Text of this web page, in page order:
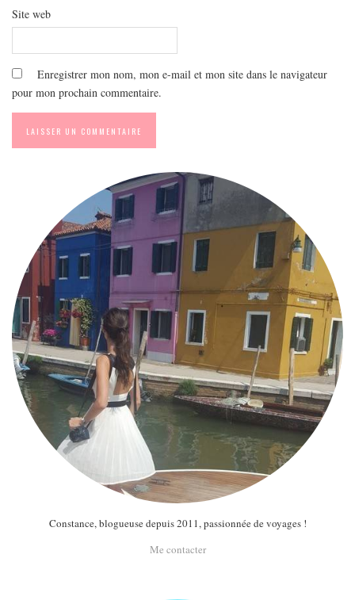
A PROPOS
Site web
Enregistrer mon nom, mon e-mail et mon site dans le navigateur
pour mon prochain commentaire.
Constance, blogueuse depuis 2011, passionnée de voyages !
Me contacter